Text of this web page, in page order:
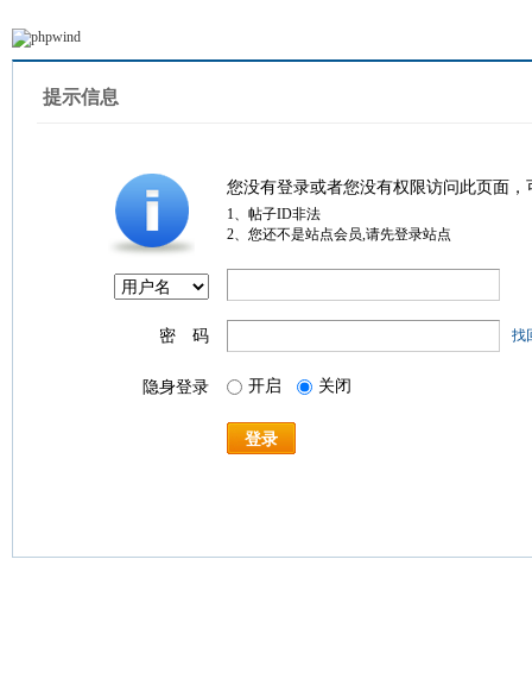
提示信息
您没有登录或者您没有权限访问此页面
1、帖子ID非法
2、您还不是站点会员,请先登录站点
密 码 找
隐身登录 开启 关闭
登录